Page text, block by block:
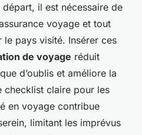
il est nécessaire de
voyage et tout
pays visité. Insérer ces
de voyage réduit
d’oublis et améliore la
checklist claire pour les
en voyage contribue
limitant les imprévus